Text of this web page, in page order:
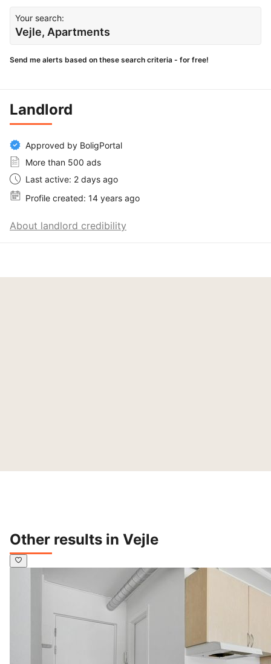
Your search:
Vejle, Apartments
Send me alerts based on these search criteria - for free!
Landlord
Approved by BoligPortal
More than 500 ads
Last active: 2 days ago
Profile created: 14 years ago
About landlord credibility
Other results in Vejle